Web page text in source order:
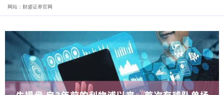
网站：财盛证券官网